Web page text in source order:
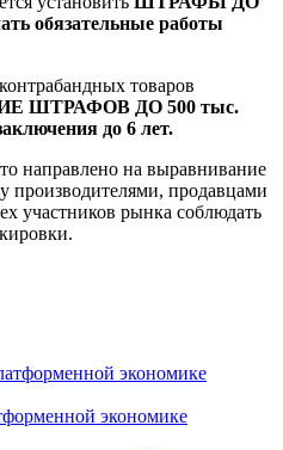
обязательные работы
товаров
ШТРАФОВ ДО 500 тыс.
до 6 лет.
направлено на выравнивание
производителями, продавцами
участников рынка соблюдать
экономике